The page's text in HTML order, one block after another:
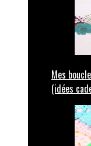
Mes
(idées